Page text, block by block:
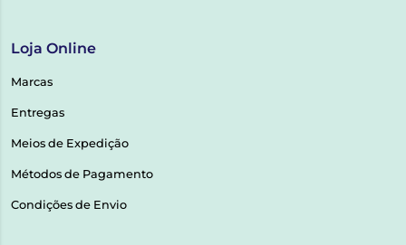
Loja Online
Marcas
Entregas
Meios de Expedição
Métodos de Pagamento
Condições de Envio